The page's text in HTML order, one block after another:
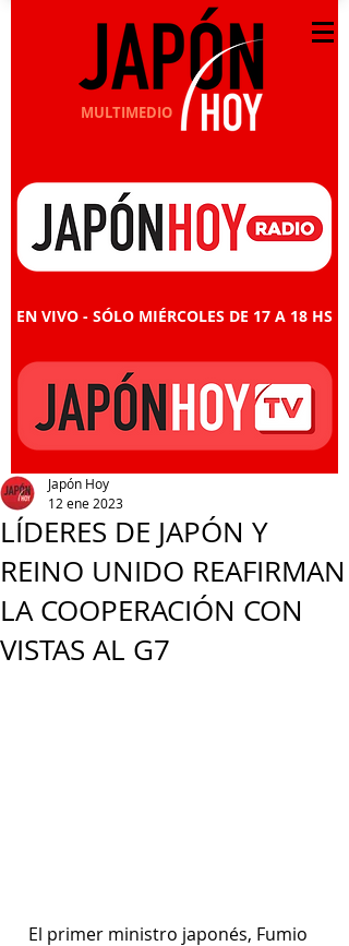
MULTIMEDIO
EN VIVO - SÓLO MIÉRCOLES DE 17 A 18 HS
LÍDERES DE JAPÓN Y
REINO UNIDO REAFIRMAN
LA COOPERACIÓN CON
VISTAS AL G7
Japón Hoy
12 ene 2023